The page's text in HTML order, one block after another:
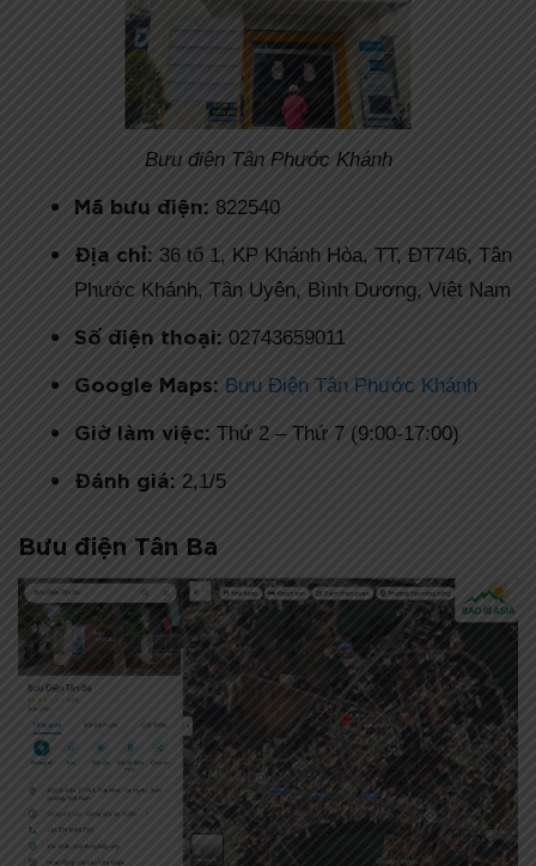
Bưu điện Tân Phước Khánh
Mã bưu điện: 822540
Địa chỉ: 36 tổ 1, KP Khánh Hòa, TT, ĐT746, Tân
Phước Khánh, Tân Uyên, Bình Dương, Việt Nam
Số điện thoại:02743659011
Google Maps: Bưu Điện Tân Phước Khánh
Giờ làm việc:Thứ 2 – Thứ 7 (9:00-17:00)
Đánh giá: 2,1/5
Bưu điện Tân Ba